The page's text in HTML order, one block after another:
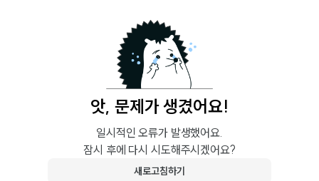
앗, 문제가 생겼어요!
일시적인 오류가 발생했어요.
잠시 후에 다시 시도해주시겠어요?
새로고침하기